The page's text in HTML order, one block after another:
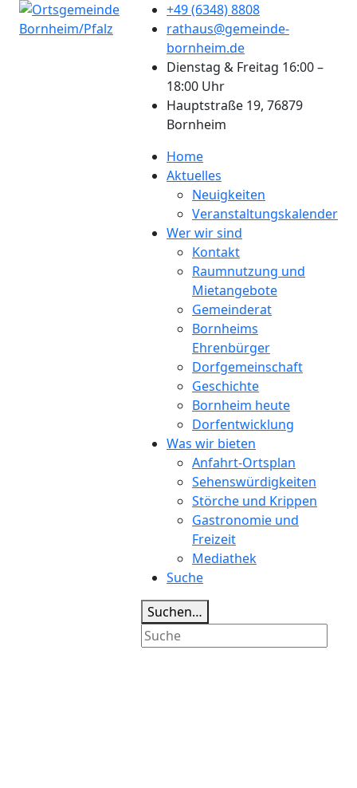
+49 (6348) 8808
rathaus@gemeinde-
bornheim.de
Dienstag & Freitag 16:00 –
18:00 Uhr
Hauptstraße 19, 76879
Bornheim
Home
Aktuelles
Neuigkeiten
Veranstaltungskalender
Wer wir sind
Kontakt
Raumnutzung und
Mietangebote
Gemeinderat
Bornheims
Ehrenbürger
Dorfgemeinschaft
Geschichte
Bornheim heute
Dorfentwicklung
Was wir bieten
Anfahrt-Ortsplan
Sehenswürdigkeiten
Störche und Krippen
Gastronomie und
Freizeit
Mediathek
Suche
Suchen…